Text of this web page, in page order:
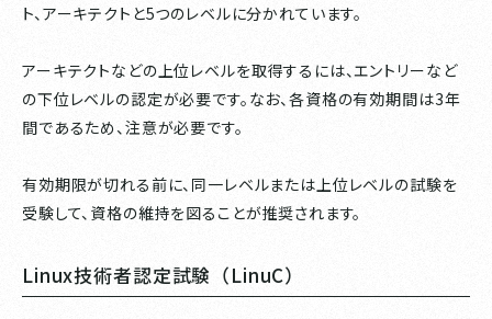
ト、アーキテクトと5つのレベルに分かれています。
アーキテクトなどの上位レベルを取得するには、エントリーなど
の下位レベルの認定が必要です。なお、各資格の有効期間は3年
間であるため、注意が必要です。
有効期限が切れる前に、同一レベルまたは上位レベルの試験を
受験して、資格の維持を図ることが推奨されます。
Linux技術者認定試験（LinuC）